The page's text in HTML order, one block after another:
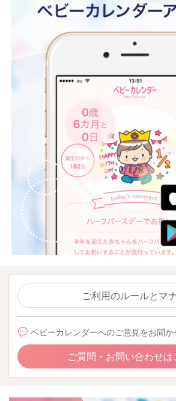
ご利用のルールとマ
ベビーカレンダーへのご意見をお聞か
ご質問・お問い合わせは